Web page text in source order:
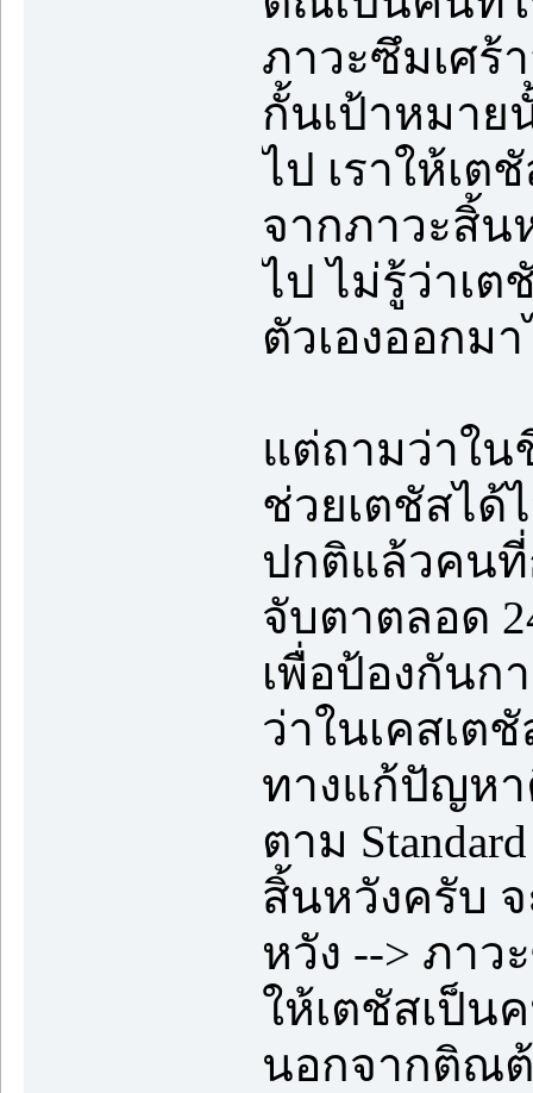
ภาวะซึมเศร้
กั้นเป้าหมาย
ไป เราให้เต
จากภาวะสิ้น
ไป ไม่รู้ว่าเ
ตัวเองออกม
แต่ถามว่าใน
ช่วยเตชัสได้
ปกติแล้วคนที่
จับตาตลอด
เพื่อป้องกันก
ว่าในเคสเต
ทางแก้ปัญหา
ตาม
สิ้นหวังครับ
หวัง --> ภาว
ให้เตชัสเป็น
นอกจากติณต้